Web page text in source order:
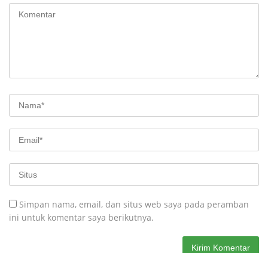
Simpan nama, email, dan situs web saya pada peramban
ini untuk komentar saya berikutnya.